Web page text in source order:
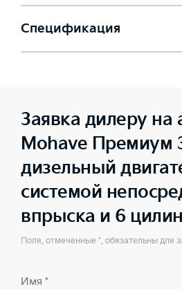
Спецификация
Заявка дилеру на
Mohave Премиум
дизельный
системой
впрыска и 6
Поля, отмеченные *, обязательны для
Имя *